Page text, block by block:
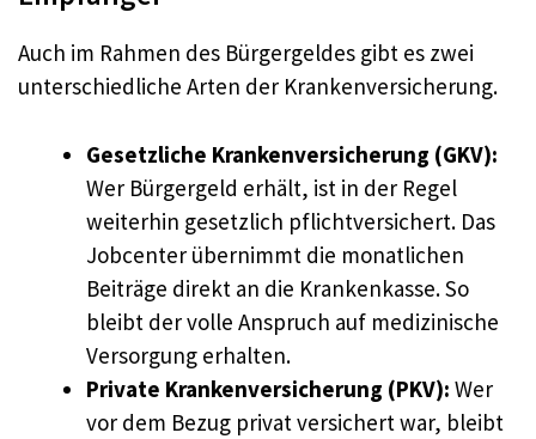
Auch im Rahmen des Bürgergeldes gibt es zwei
unterschiedliche Arten der Krankenversicherung.
Gesetzliche Krankenversicherung (GKV):
Wer Bürgergeld erhält, ist in der Regel
weiterhin gesetzlich pflichtversichert. Das
Jobcenter übernimmt die monatlichen
Beiträge direkt an die Krankenkasse. So
bleibt der volle Anspruch auf medizinische
Versorgung erhalten.
Private Krankenversicherung (PKV): Wer
vor dem Bezug privat versichert war, bleibt